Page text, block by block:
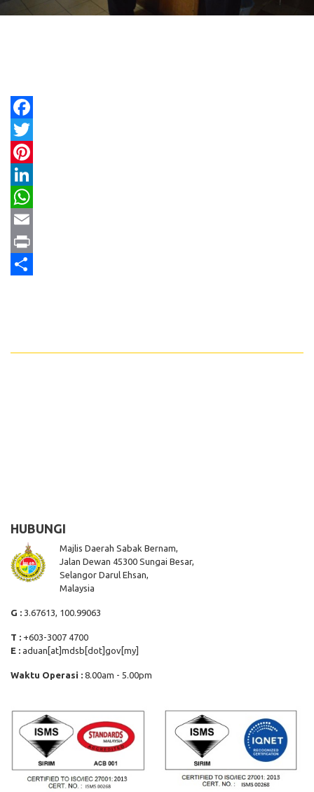
Facebook
Twitter
Pinterest
LinkedIn
WhatsApp
Email
Print
HUBUNGI
Majlis Daerah Sabak Bernam,
Jalan Dewan 45300 Sungai Besar,
Selangor Darul Ehsan,
Malaysia
G : 3.67613, 100.99063
T : +603-3007 4700
E : aduan[at]mdsb[dot]gov[my]
Waktu Operasi : 8.00am - 5.00pm